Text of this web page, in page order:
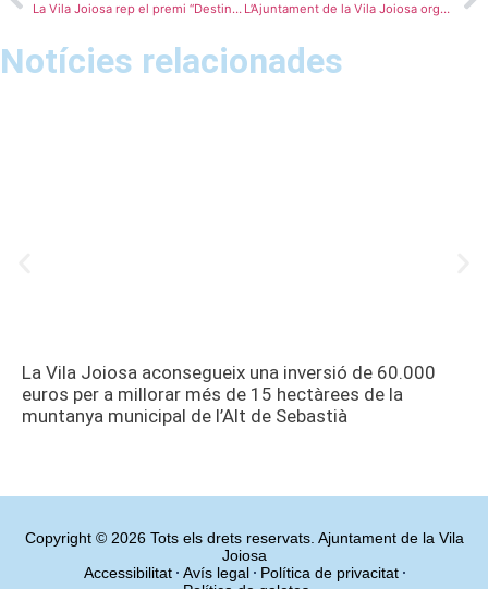
La Vila Joiosa rep el premi “Destino en tendencia 2025” atorgat per la plataforma de reserves de viatges Booking.com L’Ajuntament de la Vila Joiosa organitza l’Escola de Sant Blai per facilitar la conciliació laboral de les famílies el 3 febrer, dia no lectiu a les escoles del municipi
Notícies relacionades
La Vila Joiosa aconsegueix una inversió de 60.000
euros per a millorar més de 15 hectàrees de la
muntanya municipal de l’Alt de Sebastià
Copyright © 2026 Tots els drets reservats. Ajuntament de la Vila
Joiosa
Accessibilitat
Avís legal
Política de privacitat